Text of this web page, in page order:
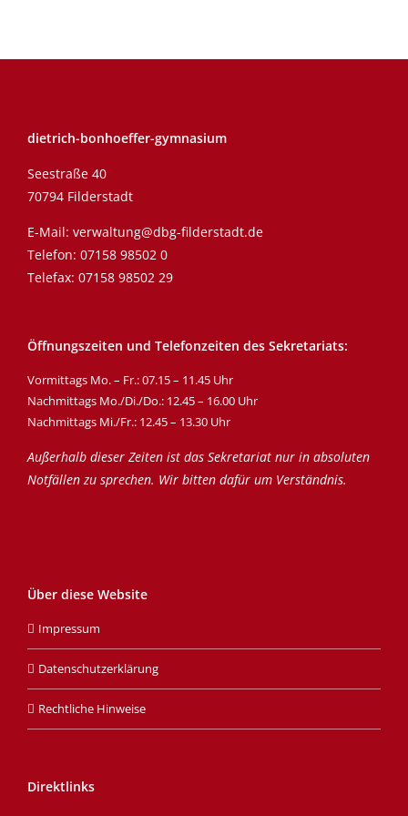
dietrich-bonhoeffer-gymnasium
Seestraße 40
70794 Filderstadt
E-Mail: verwaltung@dbg-filderstadt.de
Telefon: 07158 98502 0
Telefax: 07158 98502 29
Öffnungszeiten und Telefonzeiten des Sekretariats:
Vormittags Mo. – Fr.: 07.15 – 11.45 Uhr
Nachmittags Mo./Di./Do.: 12.45 – 16.00 Uhr
Nachmittags Mi./Fr.: 12.45 – 13.30 Uhr
Außerhalb dieser Zeiten ist das Sekretariat nur in absoluten
Notfällen zu sprechen. Wir bitten dafür um Verständnis.
Über diese Website
Impressum
Datenschutzerklärung
Rechtliche Hinweise
Direktlinks